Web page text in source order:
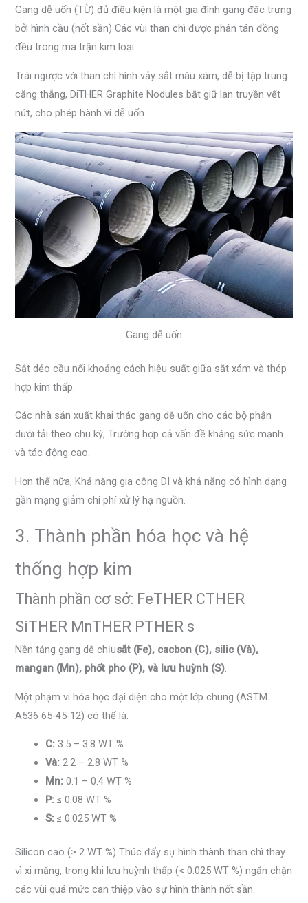
Gang dễ uốn (TỪ) đủ điều kiện là một gia đình gang đặc trưng
bởi hình cầu (nốt sần) Các vùi than chì được phân tán đồng
đều trong ma trận kim loại.
Trái ngược với than chì hình vảy sắt màu xám, dễ bị tập trung
căng thẳng, DiTHER Graphite Nodules bắt giữ lan truyền vết
nứt, cho phép hành vi dễ uốn.
Gang dễ uốn
Sắt dẻo cầu nối khoảng cách hiệu suất giữa sắt xám và thép
hợp kim thấp.
Các nhà sản xuất khai thác gang dễ uốn cho các bộ phận
dưới tải theo chu kỳ, Trường hợp cả vấn đề kháng sức mạnh
và tác động cao.
Hơn thế nữa, Khả năng gia công DI và khả năng có hình dạng
gần mạng giảm chi phí xử lý hạ nguồn.
3. Thành phần hóa học và hệ
thống hợp kim
Thành phần cơ sở: FeTHER CTHER
SiTHER MnTHER PTHER s
Nền tảng gang dễ chịusắt (Fe), cacbon (C), silic (Và),
mangan (Mn), phốt pho (P), và lưu huỳnh (S).
Một phạm vi hóa học đại diện cho một lớp chung (ASTM
A536 65-45-12) có thể là:
C: 3.5 – 3.8 WT %
Và: 2.2 – 2.8 WT %
Mn: 0.1 – 0.4 WT %
P: ≤ 0.08 WT %
S: ≤ 0.025 WT %
Silicon cao (≥ 2 WT %) Thúc đẩy sự hình thành than chì thay
vì xi măng, trong khi lưu huỳnh thấp (< 0.025 WT %) ngăn chặn
các vùi quá mức can thiệp vào sự hình thành nốt sần.